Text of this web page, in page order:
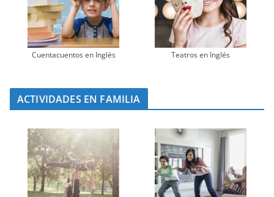
Cuentacuentos en Inglés Teatros en Inglés
ACTIVIDADES EN FAMILIA